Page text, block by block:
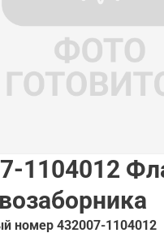
1104012
номер 432007-1104012